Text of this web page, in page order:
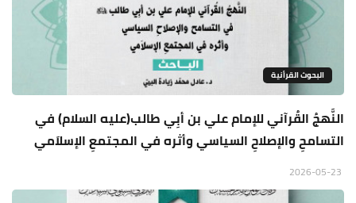
البحوث القرأنية
النَّهجُ القُرآني للإمام علي بن أبِي طالب(عليه السلام) في
التسامحِ والإصلاحِ السياسي وأثره في المجتمعِ الإسلاَمي